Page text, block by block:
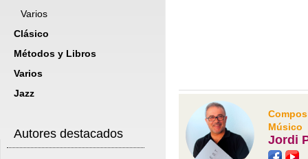
Varios
Clásico
Métodos y Libros
Varios
Jazz
Autores destacados
Músico
Jordi